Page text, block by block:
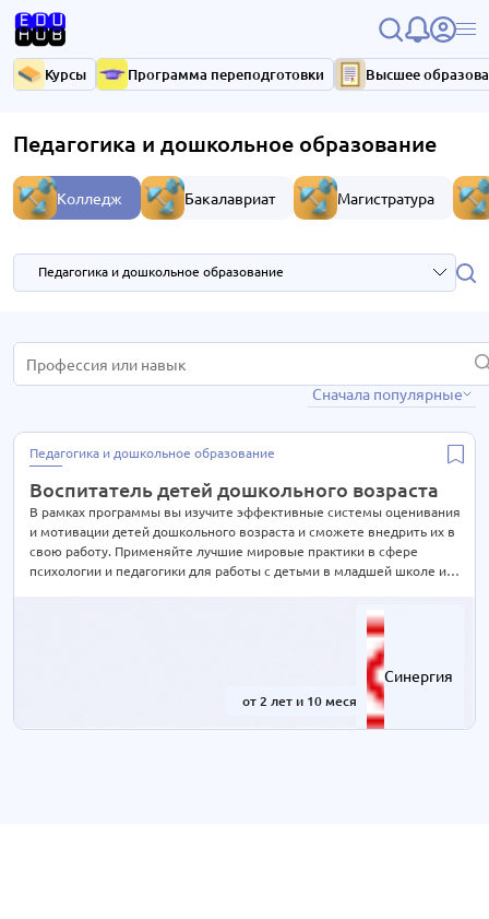
Курсы Программа переподготовки Высшее
Педагогика и дошкольное образование
Колледж Бакалавриат Магистратура
Педагогика и дошкольное образование
IT- технологии 1 курс
3 курса
Педагогика и дошкольное образование 1 курс
Туризм
Экономика и банковское дело 1 курс
Юриспруденция 1 курс
Сначала популярные
Синергия
от 2 лет и 10 месяцев
Педагогика и дошкольное образование
Воспитатель детей дошкольного возраста
В рамках программы вы изучите эффективные системы оценивания
и мотивации детей дошкольного возраста и сможете внедрить их в
свою работу. Применяйте лучшие мировые практики в сфере
психологии и педагогики для работы c детьми в младшей школе и